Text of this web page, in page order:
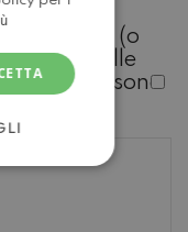
(o
dalle 8 alle
7 persone